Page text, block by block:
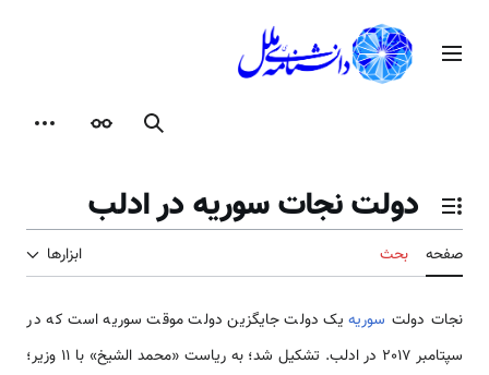
محتوامنوی اصلی
جستجوظاهر
تغییر وضعیت فهرست محتویات
دولت نجات سوریه در ادلب
صفحه بحث ابزارها
نجات دولت سوریهیک دولت جایگزین دولت موقت سوریه است که در
سپتامبر 2017 در ادلب. تشکیل شد؛ به ریاست «محمد الشیخ» با 11 وزیر؛